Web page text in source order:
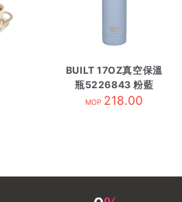
BUILT 17OZ真空保溫
瓶5226843 粉藍
MOP 218.00